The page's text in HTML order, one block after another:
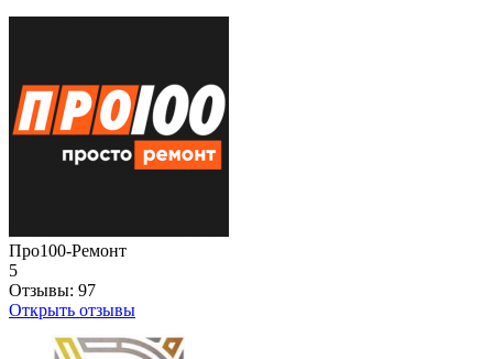
Про100-Ремонт
5
Отзывы: 97
Открыть отзывы